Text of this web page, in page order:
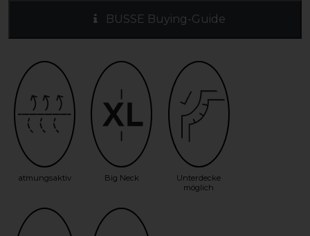
BUSSE Buying-Guide
atmungsaktiv Big Neck
Unterdecke
möglich